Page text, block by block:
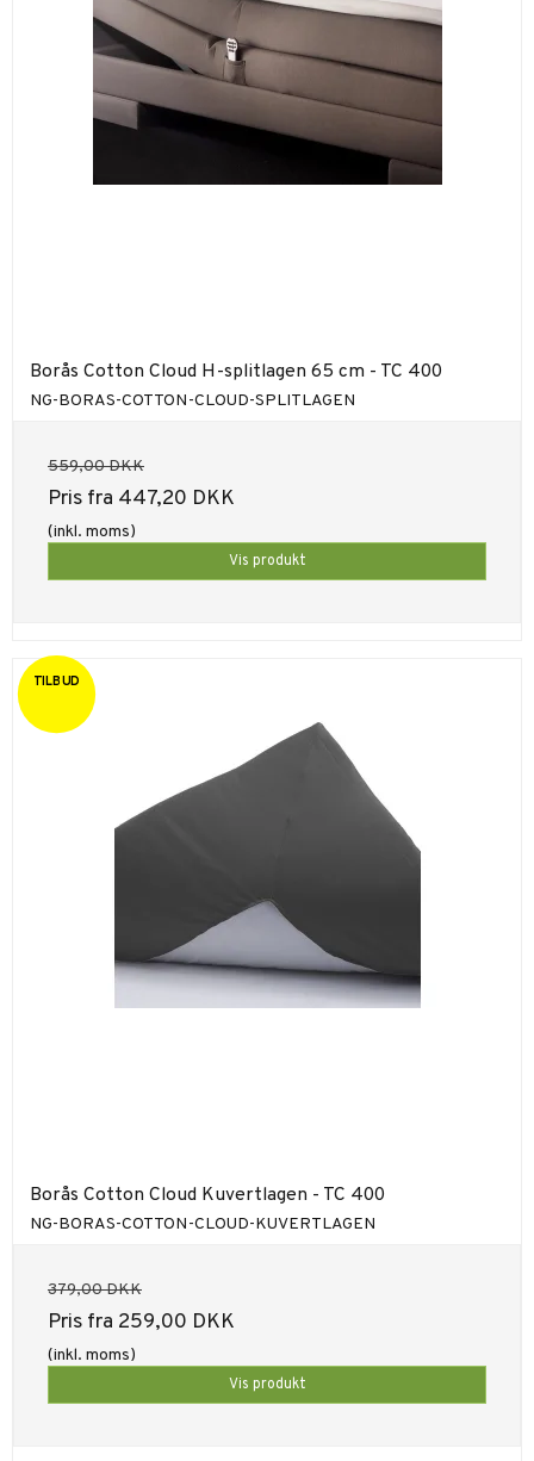
Borås Cotton Cloud H-splitlagen 65 cm - TC 400
NG-BORAS-COTTON-CLOUD-SPLITLAGEN
559,00 DKK
Pris fra 447,20 DKK
(inkl. moms)
Vis produkt
TILBUD
Borås Cotton Cloud Kuvertlagen - TC 400
NG-BORAS-COTTON-CLOUD-KUVERTLAGEN
379,00 DKK
Pris fra 259,00 DKK
(inkl. moms)
Vis produkt